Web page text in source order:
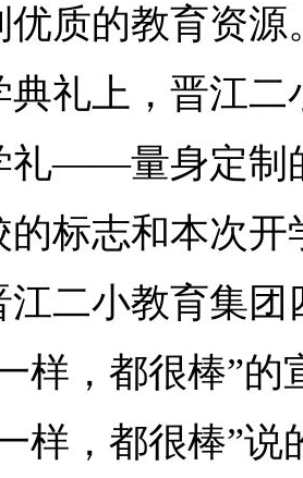
优质的教育资源
典礼上，晋江
礼——量身定制
的标志和本次
江二小教育集
样，都很棒”的
样，都很棒”